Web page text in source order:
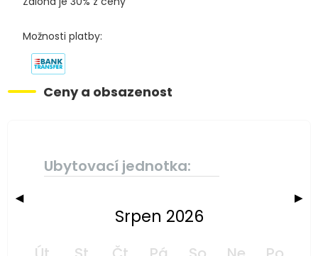
Možnosti platby:
Ceny a obsazenost
Ubytovací jednotka:
◀ ▶
Srpen 2026